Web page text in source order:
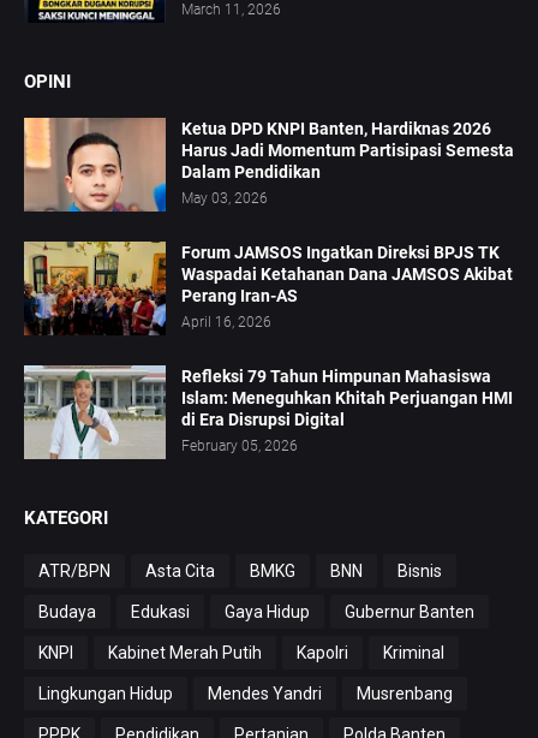
March 11, 2026
OPINI
Ketua DPD KNPI Banten, Hardiknas 2026
Harus Jadi Momentum Partisipasi Semesta
Dalam Pendidikan
May 03, 2026
Forum JAMSOS Ingatkan Direksi BPJS TK
Waspadai Ketahanan Dana JAMSOS Akibat
Perang Iran-AS
April 16, 2026
Refleksi 79 Tahun Himpunan Mahasiswa
Islam: Meneguhkan Khitah Perjuangan HMI
di Era Disrupsi Digital
February 05, 2026
KATEGORI
ATR/BPN Asta Cita BMKG BNN Bisnis
Budaya Edukasi Gaya Hidup Gubernur Banten
KNPI Kabinet Merah Putih Kapolri Kriminal
Lingkungan Hidup Mendes Yandri Musrenbang
PPPK Pendidikan Pertanian Polda Banten